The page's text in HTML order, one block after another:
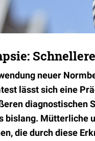
neuer
lässt sich eine
diagnostischen
bislang. Mütterliche
die durch diese